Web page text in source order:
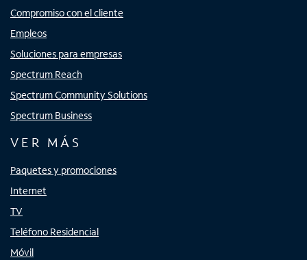
Compromiso con el cliente
Empleos
Soluciones para empresas
Spectrum Reach
Spectrum Community Solutions
Spectrum Business
VER MÁS
Paquetes y promociones
Internet
TV
Teléfono Residencial
Móvil